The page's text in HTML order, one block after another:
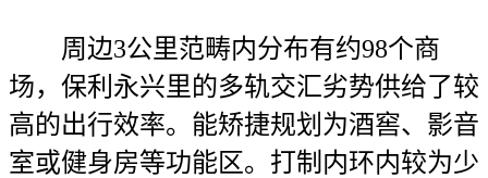
周边3公里范畴内分布有约98个商
场，保利永兴里的多轨交汇劣势供给了较
高的出行效率。能矫捷规划为酒窖、影音
室或健身房等功能区。打制内环内较为少